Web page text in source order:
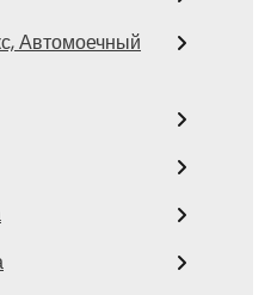
Автомоечный